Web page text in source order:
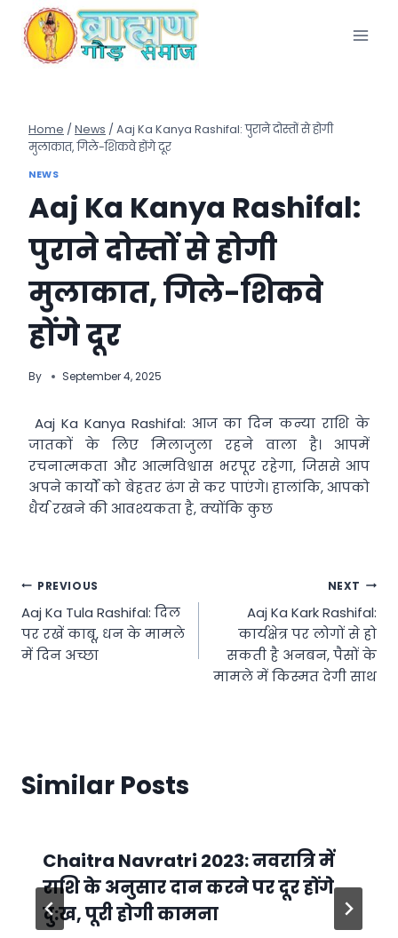
content
Home / News / Aaj Ka Kanya Rashifal: पुराने दोस्तों से होगी
मुलाकात, गिले-शिकवे होंगे दूर
NEWS
Aaj Ka Kanya Rashifal:
पुराने दोस्तों से होगी
मुलाकात, गिले-शिकवे
होंगे दूर
By September 4, 2025
Aaj Ka Kanya Rashifal: आज का दिन कन्या राशि के
जातकों के लिए मिलाजुला रहने वाला है। आपमें
रचनात्मकता और आत्मविश्वास भरपूर रहेगा, जिससे आप
अपने कार्यों को बेहतर ढंग से कर पाएंगे। हालांकि, आपको
धैर्य रखने की आवश्यकता है, क्योंकि कुछ
Post
navigation
PREVIOUS
Aaj Ka Tula Rashifal: दिल
पर रखें काबू, धन के मामले
में दिन अच्छा
NEXT
Aaj Ka Kark Rashifal:
कार्यक्षेत्र पर लोगों से हो
सकती है अनबन, पैसों के
मामले में किस्मत देगी साथ
Similar Posts
Chaitra Navratri 2023: नवरात्रि में
राशि के अनुसार दान करने पर दूर होंगे
दु:ख, पूरी होगी कामना